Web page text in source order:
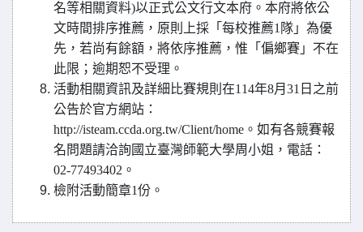
名等相關資料)以正式公文行文本府。本府將依公
文時間排序推薦，原則上採「每校推薦1隊」為優
先，若尚有餘額，將依序推薦，惟「偏鄉賽」不在
此限；逾期恕不受理。
活動相關資訊及詳細比賽規則在114年8月31日之前
公告於官方網站：
http://isteam.ccda.org.tw/Client/home。如有各競賽報
名問題請洽詢國立臺灣師範大學周小姐，電話：
02-77493402。
檢附活動簡章1份。